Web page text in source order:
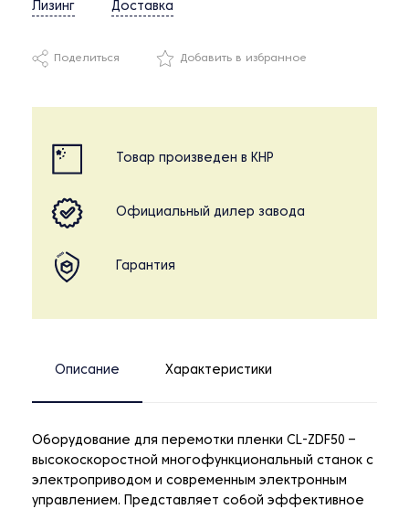
Лизинг Доставка
Поделиться Добавить в избранное
Товар произведен в КНР
Официальный дилер завода
Гарантия
Описание Характеристики
Оборудование для перемотки пленки CL-ZDF50 –
высокоскоростной многофункциональный станок с
электроприводом и современным электронным
управлением. Представляет собой эффективное